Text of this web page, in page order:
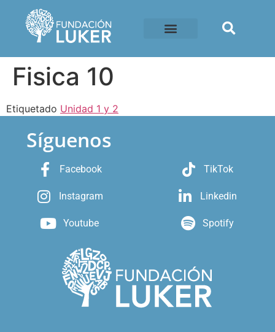
Fisica 10
Etiquetado Unidad 1 y 2
Síguenos
Facebook
Instagram
Youtube
TikTok
Linkedin
Spotify